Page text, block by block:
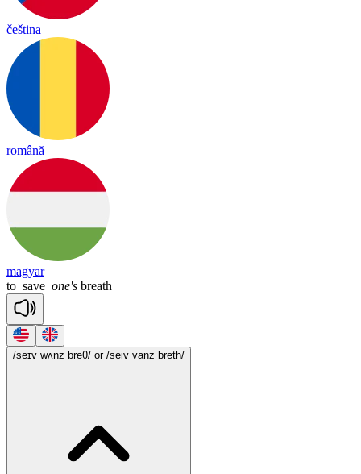
čeština
română
magyar
to save one's breath
/seɪv wʌnz breθ/ or /seiv vanz breth/